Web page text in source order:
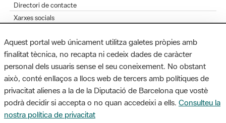
Bústia de suggeriments
Opineu sobre els parcs
MAPA WEB AVÍS LEGAL ACCESSIBILITAT
Diputació de Barcelona. Edifici Llacuna, 1a planta. Badajoz, 49. 08005
Barcelona. Tel. 934 022 428 / xarxaparcs@diba.cat
Aquest portal web únicament utilitza galetes pròpies amb
finalitat tècnica, no recapta ni cedeix dades de caràcter
personal dels usuaris sense el seu coneixement. No obstant
això, conté enllaços a llocs web de tercers amb polítiques de
privacitat alienes a la de la Diputació de Barcelona que vostè
podrà decidir si accepta o no quan accedeixi a ells. Consulteu la
nostra política de privacitat